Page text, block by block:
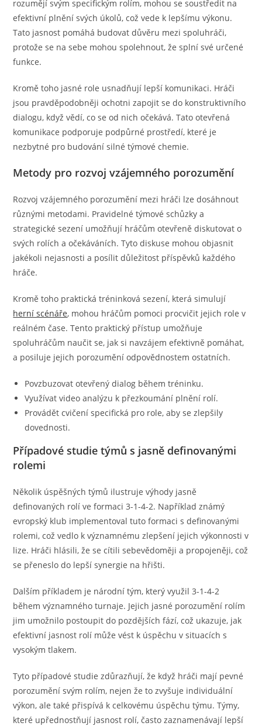
rozumějí svým specifickým rolím, mohou se soustředit na
efektivní plnění svých úkolů, což vede k lepšímu výkonu.
Tato jasnost pomáhá budovat důvěru mezi spoluhráči,
protože se na sebe mohou spolehnout, že splní své určené
funkce.
Kromě toho jasné role usnadňují lepší komunikaci. Hráči
jsou pravděpodobněji ochotni zapojit se do konstruktivního
dialogu, když vědí, co se od nich očekává. Tato otevřená
komunikace podporuje podpůrné prostředí, které je
nezbytné pro budování silné týmové chemie.
Metody pro rozvoj vzájemného porozumění
Rozvoj vzájemného porozumění mezi hráči lze dosáhnout
různými metodami. Pravidelné týmové schůzky a
strategické sezení umožňují hráčům otevřeně diskutovat o
svých rolích a očekáváních. Tyto diskuse mohou objasnit
jakékoli nejasnosti a posílit důležitost příspěvků každého
hráče.
Kromě toho praktická tréninková sezení, která simulují
herní scénáře, mohou hráčům pomoci procvičit jejich role v
reálném čase. Tento praktický přístup umožňuje
spoluhráčům naučit se, jak si navzájem efektivně pomáhat,
a posiluje jejich porozumění odpovědnostem ostatních.
Povzbuzovat otevřený dialog během tréninku.
Využívat video analýzu k přezkoumání plnění rolí.
Provádět cvičení specifická pro role, aby se zlepšily
dovednosti.
Případové studie týmů s jasně definovanými
rolemi
Několik úspěšných týmů ilustruje výhody jasně
definovaných rolí ve formaci 3-1-4-2. Například známý
evropský klub implementoval tuto formaci s definovanými
rolemi, což vedlo k významnému zlepšení jejich výkonnosti v
lize. Hráči hlásili, že se cítili sebevědoměji a propojeněji, což
se přeneslo do lepší synergie na hřišti.
Dalším příkladem je národní tým, který využil 3-1-4-2
během významného turnaje. Jejich jasné porozumění rolím
jim umožnilo postoupit do pozdějších fází, což ukazuje, jak
efektivní jasnost rolí může vést k úspěchu v situacích s
vysokým tlakem.
Tyto případové studie zdůrazňují, že když hráči mají pevné
porozumění svým rolím, nejen že to zvyšuje individuální
výkon, ale také přispívá k celkovému úspěchu týmu. Týmy,
které upřednostňují jasnost rolí, často zaznamenávají lepší